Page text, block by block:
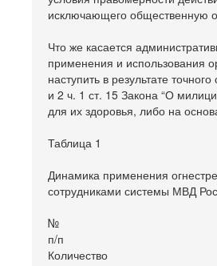
исключающего общественную
Что же касается
применения и использования
наступить в результате
и 2 ч. 1 ст. 15 Закона “О
для их здоровья, либо на
Таблица 1
Динамика применения
сотрудниками системы МВД
№
п/п
Количество